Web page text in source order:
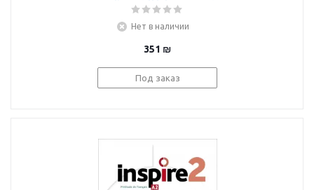
audio en téléchargement
Нет в наличии
351 ₪
Под заказ